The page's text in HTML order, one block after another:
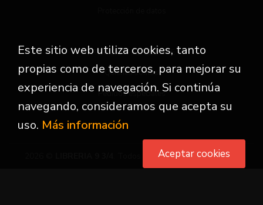
ATENCIÓN AL CLIENTE
Quiénes somos
Pedidos especiales
. Todos los Derechos Reservados
Este sitio web utiliza cookies, tanto
propias como de terceros, para mejorar su
experiencia de navegación. Si continúa
navegando, consideramos que acepta su
uso. Más información
Aceptar cookies